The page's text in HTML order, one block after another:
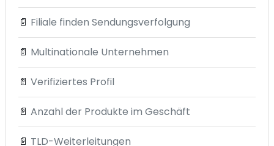
📄 Filiale finden Sendungsverfolgung
📄 Multinationale Unternehmen
📄 Verifiziertes Profil
📄 Anzahl der Produkte im Geschäft
📄 TLD-Weiterleitungen